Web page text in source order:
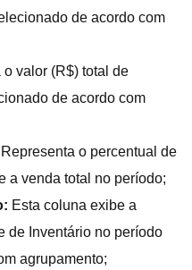
de acordo com
o valor (R$) total de
de acordo com
Representa o percentual de
a venda total no período;
Esta coluna exibe a
de Inventário no período
agrupamento;